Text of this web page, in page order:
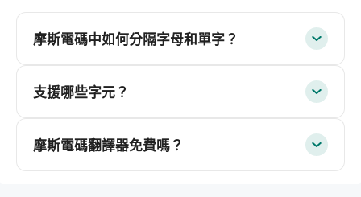
摩斯電碼中如何分隔字母和單字？
支援哪些字元？
摩斯電碼翻譯器免費嗎？